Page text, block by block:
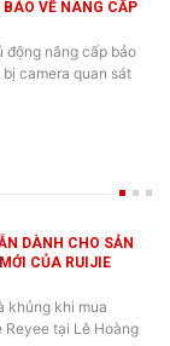
nâng cấp bảo
camera quan sát
CỦA RUIJIE
khi mua
tại Lê Hoàng